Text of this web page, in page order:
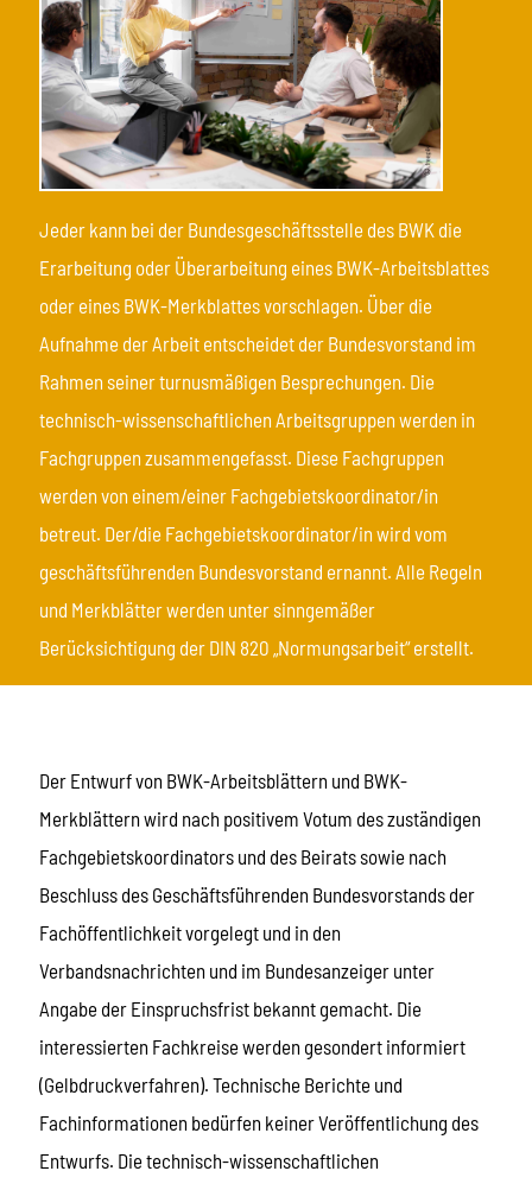
Jeder kann bei der Bundesgeschäftsstelle des BWK die
Erarbeitung oder Überarbeitung eines BWK-Arbeitsblattes
oder eines BWK-Merkblattes vorschlagen. Über die
Aufnahme der Arbeit entscheidet der Bundesvorstand im
Rahmen seiner turnusmäßigen Besprechungen. Die
technisch-wissenschaftlichen Arbeitsgruppen werden in
Fachgruppen zusammengefasst. Diese Fachgruppen
werden von einem/einer Fachgebietskoordinator/in
betreut. Der/die Fachgebietskoordinator/in wird vom
geschäftsführenden Bundesvorstand ernannt. Alle Regeln
und Merkblätter werden unter sinngemäßer
Berücksichtigung der DIN 820 „Normungsarbeit“ erstellt.
Der Entwurf von BWK-Arbeitsblättern und BWK-
Merkblättern wird nach positivem Votum des zuständigen
Fachgebietskoordinators und des Beirats sowie nach
Beschluss des Geschäftsführenden Bundesvorstands der
Fachöffentlichkeit vorgelegt und in den
Verbandsnachrichten und im Bundesanzeiger unter
Angabe der Einspruchsfrist bekannt gemacht. Die
interessierten Fachkreise werden gesondert informiert
(Gelbdruckverfahren). Technische Berichte und
Fachinformationen bedürfen keiner Veröffentlichung des
Entwurfs. Die technisch-wissenschaftlichen